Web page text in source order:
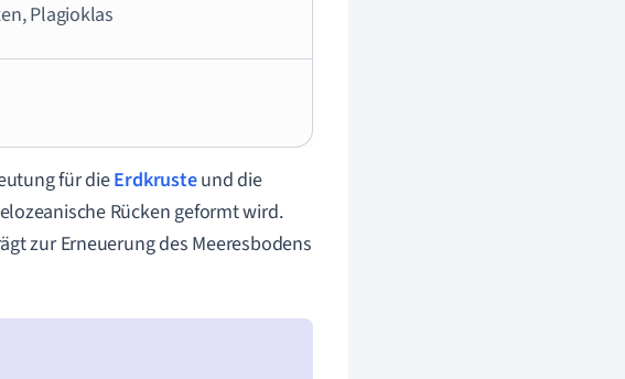
Plagioklas
für dieErdkrusteund die
Rücken geformt wird.
zur Erneuerung des Meeresbodens